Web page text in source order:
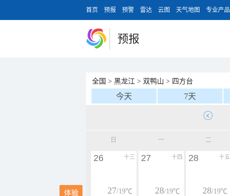
首页 预报 预警 雷达 云图 天气地图 专业产品
预报
全国 > 黑龙江 > 双鸭山 > 四方台
今天 7天
日 一 二
十三
26
27/19℃
十四
27
28/19℃
十五
28
28/19℃